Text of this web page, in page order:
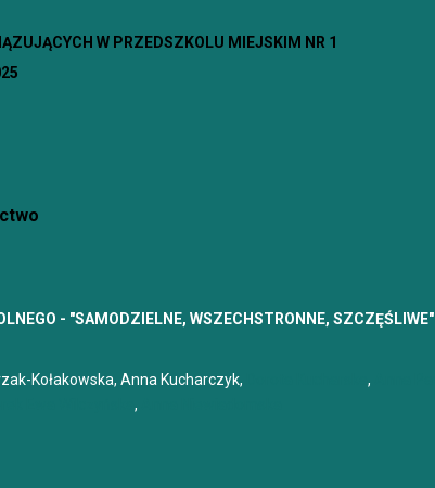
W PRZEDSZKOLU MIEJSKIM NR 1
- "SAMODZIELNE, WSZECHSTRONNE, SZCZĘŚLIWE"
Kołakowska, Anna Kucharczyk,
,
,